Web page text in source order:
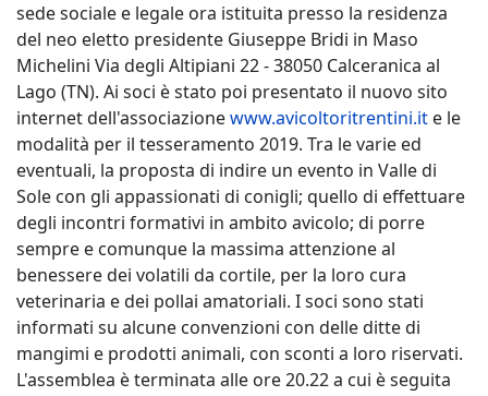
sede sociale e legale ora istituita presso la residenza
del neo eletto presidente Giuseppe Bridi in Maso
Michelini Via degli Altipiani 22 - 38050 Calceranica al
Lago (TN). Ai soci è stato poi presentato il nuovo sito
internet dell'associazionewww.avicoltoritrentini.it e le
modalità per il tesseramento 2019. Tra le varie ed
eventuali, la proposta di indire un evento in Valle di
Sole con gli appassionati di conigli; quello di effettuare
degli incontri formativi in ambito avicolo; di porre
sempre e comunque la massima attenzione al
benessere dei volatili da cortile, per la loro cura
veterinaria e dei pollai amatoriali. I soci sono stati
informati su alcune convenzioni con delle ditte di
mangimi e prodotti animali, con sconti a loro riservati.
L'assemblea è terminata alle ore 20.22 a cui è seguita